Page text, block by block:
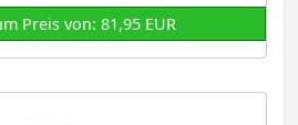
Preis von: 81,95 EUR